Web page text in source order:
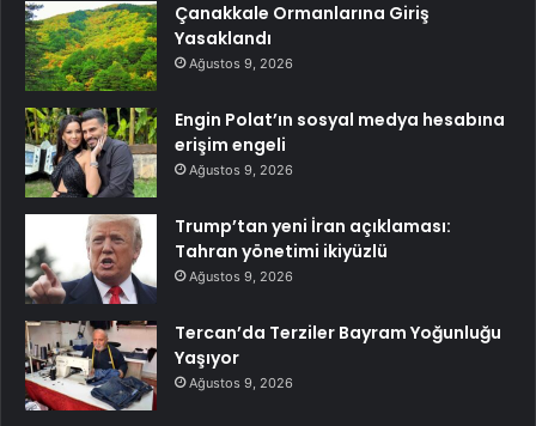
Çanakkale Ormanlarına Giriş
Yasaklandı
Ağustos 9, 2026
Engin Polat’ın sosyal medya hesabına
erişim engeli
Ağustos 9, 2026
Trump’tan yeni İran açıklaması:
Tahran yönetimi ikiyüzlü
Ağustos 9, 2026
Tercan’da Terziler Bayram Yoğunluğu
Yaşıyor
Ağustos 9, 2026